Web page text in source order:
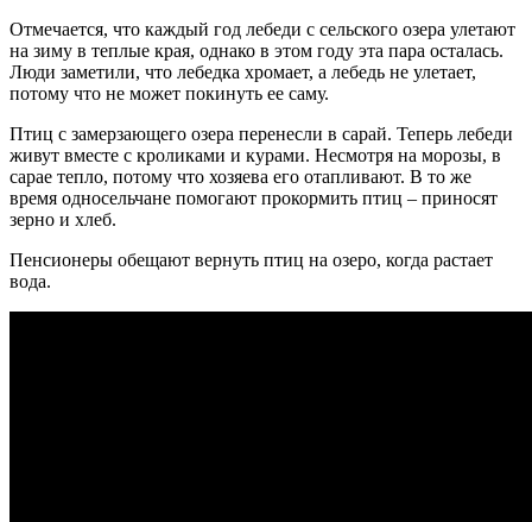
Отмечается, что каждый год лебеди с сельского озера улетают
на зиму в теплые края, однако в этом году эта пара осталась.
Люди заметили, что лебедка хромает, а лебедь не улетает,
потому что не может покинуть ее саму.
Птиц с замерзающего озера перенесли в сарай. Теперь лебеди
живут вместе с кроликами и курами. Несмотря на морозы, в
сарае тепло, потому что хозяева его отапливают. В то же
время односельчане помогают прокормить птиц – приносят
зерно и хлеб.
Пенсионеры обещают вернуть птиц на озеро, когда растает
вода.